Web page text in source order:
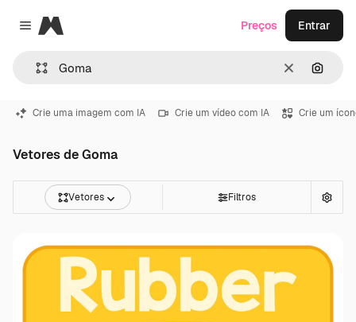
Close menu
Magnific
Limpar
Preços Entrar
Crie uma imagem com IA Crie um vídeo com IA Crie um
Vetores de Goma
Vetores Filtros